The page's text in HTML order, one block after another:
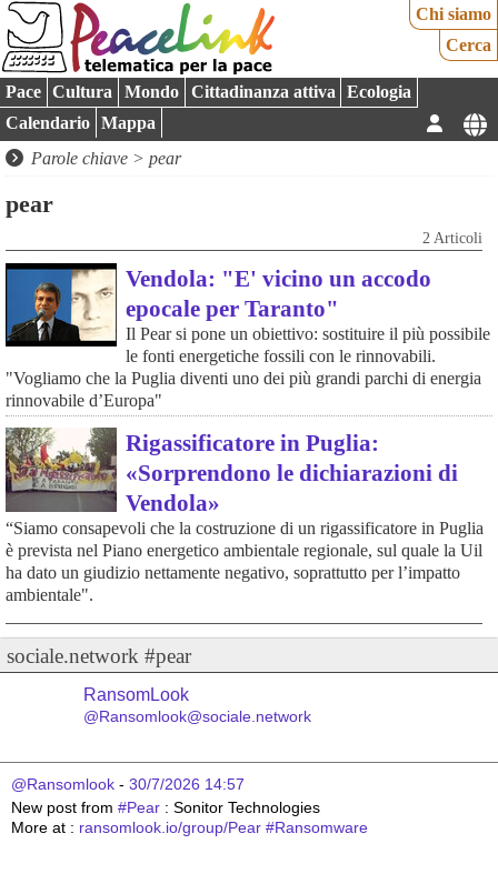
Chi siamo
Cerca
Pace Cultura Mondo Cittadinanza attiva
Ecologia
Calendario
Mappa
Parole chiave > pear
pear
2 Articoli
Vendola: "E' vicino un accodo
epocale per Taranto"
Il Pear si pone un obiettivo: sostituire il più possibile
le fonti energetiche fossili con le rinnovabili.
"Vogliamo che la Puglia diventi uno dei più grandi parchi di energia
rinnovabile d’Europa"
Rigassificatore in Puglia:
«Sorprendono le dichiarazioni di
Vendola»
“Siamo consapevoli che la costruzione di un rigassificatore in Puglia
è prevista nel Piano energetico ambientale regionale, sul quale la Uil
ha dato un giudizio nettamente negativo, soprattutto per l’impatto
ambientale".
sociale.network #pear
RansomLook
@Ransomlook@sociale.network
@Ransomlook - 30/7/2026 14:57
New post from #Pear : Sonitor Technologies
More at : ransomlook.io/group/Pear #Ransomware